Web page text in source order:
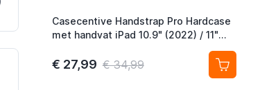
Casecentive Handstrap Pro Hardcase
met handvat iPad 10.9" (2022) / 11"
€ 27,99 € 34,99